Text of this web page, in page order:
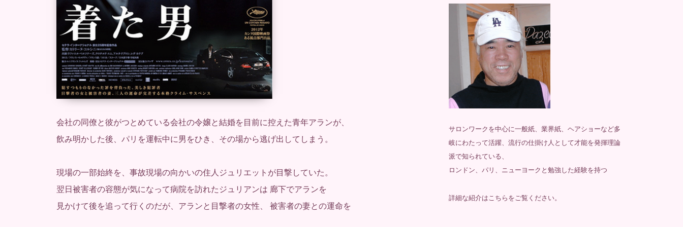
会社の同僚と彼がつとめている会社の令嬢と結婚を目前に控えた青年アランが、
飲み明かした後、パリを運転中に男をひき、その場から逃げ出してしまう。
現場の一部始終を、事故現場の向かいの住人ジュリエットが目撃していた。
翌日被害者の容態が気になって病院を訪れたジュリアンは 廊下でアランを
見かけて後を追って行くのだが、アランと目撃者の女性、 被害者の妻との運命を
サロンワークを中心に一般紙、業界紙、ヘアショーなど多
岐にわたって活躍、流行の仕掛け人として才能を発揮理論
派で知られている、
ロンドン、パリ、ニューヨークと勉強した経験を持つ
詳細な紹介はこちら をご覧ください。